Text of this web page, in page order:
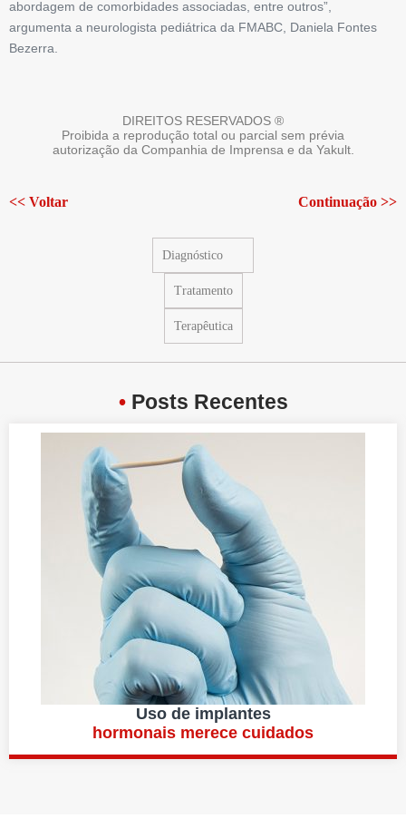
abordagem de comorbidades associadas, entre outros”,
argumenta a neurologista pediátrica da FMABC, Daniela Fontes
Bezerra.
DIREITOS RESERVADOS ®
Proibida a reprodução total ou parcial sem prévia
autorização da Companhia de Imprensa e da Yakult.
<< Voltar Continuação >>
Diagnóstico
Tratamento
Terapêutica
•Posts Recentes
Uso de implantes
hormonais merece cuidados